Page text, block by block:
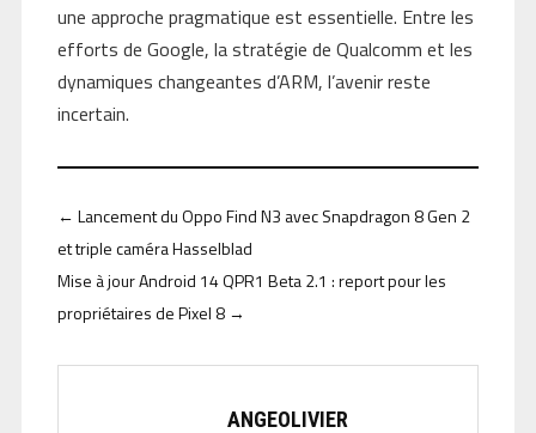
une approche pragmatique est essentielle. Entre les
efforts de Google, la stratégie de Qualcomm et les
dynamiques changeantes d’ARM, l’avenir reste
incertain.
← Lancement du Oppo Find N3 avec Snapdragon 8 Gen 2
et triple caméra Hasselblad
Mise à jour Android 14 QPR1 Beta 2.1 : report pour les
propriétaires de Pixel 8→
ANGEOLIVIER